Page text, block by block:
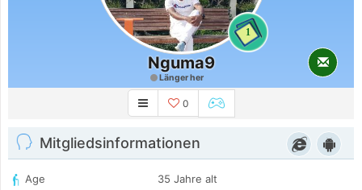
1
Nguma9
Länger her
0
Mitgliedsinformationen
Age
35 Jahre alt